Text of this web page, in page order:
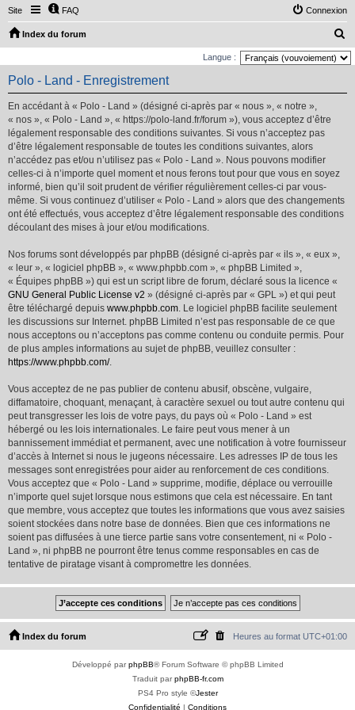
Site FAQ Connexion
Index du forum
e
Langue :
Polo - Land - Enregistrement
En accédant à « Polo - Land » (désigné ci-après par « nous », « notre »,
« nos », « Polo - Land », « https://polo-land.fr/forum »), vous acceptez d’être
légalement responsable des conditions suivantes. Si vous n’acceptez pas
d’être légalement responsable de toutes les conditions suivantes, alors
n’accédez pas et/ou n’utilisez pas « Polo - Land ». Nous pouvons modifier
celles-ci à n’importe quel moment et nous ferons tout pour que vous en soyez
informé, bien qu’il soit prudent de vérifier régulièrement celles-ci par vous-
même. Si vous continuez d’utiliser « Polo - Land » alors que des changements
ont été effectués, vous acceptez d’être légalement responsable des conditions
découlant des mises à jour et/ou modifications.
Nos forums sont développés par phpBB (désigné ci-après par « ils », « eux »,
« leur », « logiciel phpBB », « www.phpbb.com », « phpBB Limited »,
« Équipes phpBB ») qui est un script libre de forum, déclaré sous la licence «
GNU General Public License v2 » (désigné ci-après par « GPL ») et qui peut
être téléchargé depuis www.phpbb.com. Le logiciel phpBB facilite seulement
les discussions sur Internet. phpBB Limited n’est pas responsable de ce que
nous acceptons ou n’acceptons pas comme contenu ou conduite permis. Pour
de plus amples informations au sujet de phpBB, veuillez consulter :
https://www.phpbb.com/.
Vous acceptez de ne pas publier de contenu abusif, obscène, vulgaire,
diffamatoire, choquant, menaçant, à caractère sexuel ou tout autre contenu qui
peut transgresser les lois de votre pays, du pays où « Polo - Land » est
hébergé ou les lois internationales. Le faire peut vous mener à un
bannissement immédiat et permanent, avec une notification à votre fournisseur
d’accès à Internet si nous le jugeons nécessaire. Les adresses IP de tous les
messages sont enregistrées pour aider au renforcement de ces conditions.
Vous acceptez que « Polo - Land » supprime, modifie, déplace ou verrouille
n’importe quel sujet lorsque nous estimons que cela est nécessaire. En tant
que membre, vous acceptez que toutes les informations que vous avez saisies
soient stockées dans notre base de données. Bien que ces informations ne
soient pas diffusées à une tierce partie sans votre consentement, ni « Polo -
Land », ni phpBB ne pourront être tenus comme responsables en cas de
tentative de piratage visant à compromettre les données.
Index du forum Heures au format UTC+01:00
Développé parphpBB® Forum Software © phpBB Limited
Traduit parphpBB-fr.com
PS4 Pro style ©Jester
Confidentialité | Conditions